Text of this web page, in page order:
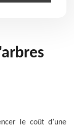
le coût d’une